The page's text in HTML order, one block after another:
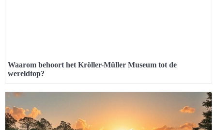
Waarom behoort het Kröller-Müller Museum tot de
wereldtop?